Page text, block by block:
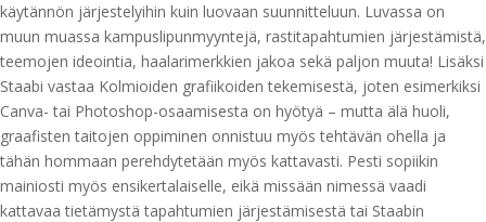
käytännön järjestelyihin kuin luovaan suunnitteluun. Luvassa on
muun muassa kampuslipunmyyntejä, rastitapahtumien järjestämistä,
teemojen ideointia, haalarimerkkien jakoa sekä paljon muuta! Lisäksi
Staabi vastaa Kolmioiden grafiikoiden tekemisestä, joten esimerkiksi
Canva- tai Photoshop-osaamisesta on hyötyä – mutta älä huoli,
graafisten taitojen oppiminen onnistuu myös tehtävän ohella ja
tähän hommaan perehdytetään myös kattavasti. Pesti sopiikin
mainiosti myös ensikertalaiselle, eikä missään nimessä vaadi
kattavaa tietämystä tapahtumien järjestämisestä tai Staabin